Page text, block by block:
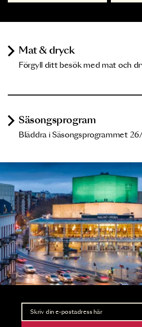
Mat & dryck
Förgyll ditt besök med mat och
Säsongsprogram
Bläddra i Säsongsprogrammet
Nyhetsbrev
Ta del av förhandsinformation